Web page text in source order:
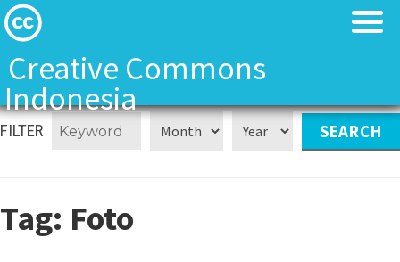
Creative Commons
Indonesia
Tentang Kami
Creative Commons Indonesia Team
Tentang Kami
Creative Commons Indonesia Team
FILTER
Tag: Foto